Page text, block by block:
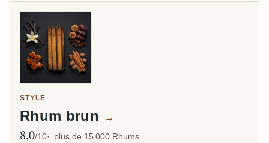
STYLE
Rhum brun →
Note moyenne
8,0/10 plus de 15 000 Rhums